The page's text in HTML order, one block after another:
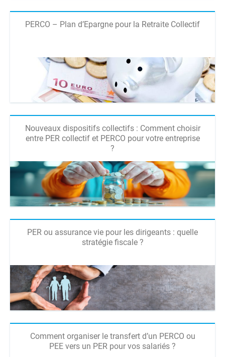
PERCO – Plan d’Epargne pour la Retraite Collectif
Nouveaux dispositifs collectifs : Comment choisir
entre PER collectif et PERCO pour votre entreprise
?
PER ou assurance vie pour les dirigeants : quelle
stratégie fiscale ?
Comment organiser le transfert d’un PERCO ou
PEE vers un PER pour vos salariés ?